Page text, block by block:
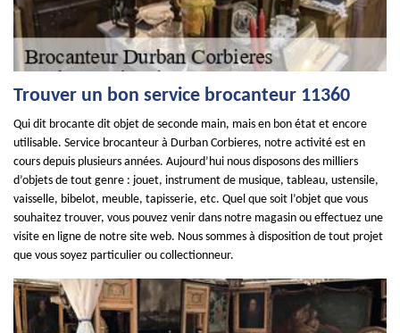
Trouver un bon service brocanteur 11360
Qui dit brocante dit objet de seconde main, mais en bon état et encore
utilisable. Service brocanteur à Durban Corbieres, notre activité est en
cours depuis plusieurs années. Aujourd’hui nous disposons des milliers
d’objets de tout genre : jouet, instrument de musique, tableau, ustensile,
vaisselle, bibelot, meuble, tapisserie, etc. Quel que soit l’objet que vous
souhaitez trouver, vous pouvez venir dans notre magasin ou effectuez une
visite en ligne de notre site web. Nous sommes à disposition de tout projet
que vous soyez particulier ou collectionneur.